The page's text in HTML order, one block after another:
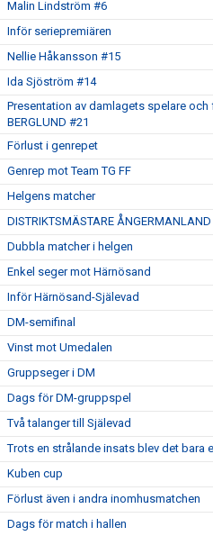
Malin Lindström #6
Inför seriepremiären
Nellie Håkansson #15
Ida Sjöström #14
Presentation av damlagets spelare
BERGLUND #21
Förlust i genrepet
Genrep mot Team TG FF
Helgens matcher
DISTRIKTSMÄSTARE ÅNGERMANLAND
Dubbla matcher i helgen
Enkel seger mot Härnösand
Inför Härnösand-Själevad
DM-semifinal
Vinst mot Umedalen
Gruppseger i DM
Dags för DM-gruppspel
Två talanger till Själevad
Trots en strålande insats blev det bara
Kuben cup
Förlust även i andra inomhusmatchen
Dags för match i hallen